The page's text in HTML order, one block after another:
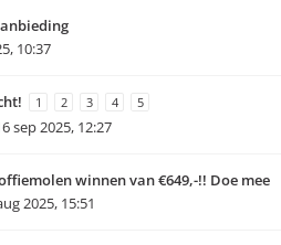
10:37
1 2 3 4 5
sep 2025, 12:27
winnen van €649,-!! Doe mee
2025, 15:51